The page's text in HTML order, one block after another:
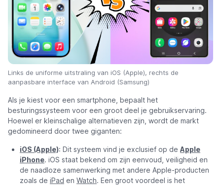
Links de uniforme uitstraling van iOS (Apple), rechts de
aanpasbare interface van Android (Samsung)
Als je kiest voor een smartphone, bepaalt het
besturingssysteem voor een groot deel je gebruikservaring.
Hoewel er kleinschalige alternatieven zijn, wordt de markt
gedomineerd door twee giganten:
iOS (Apple): Dit systeem vind je exclusief op de Apple
iPhone. iOS staat bekend om zijn eenvoud, veiligheid en
de naadloze samenwerking met andere Apple-producten
zoals de iPad en Watch. Een groot voordeel is het